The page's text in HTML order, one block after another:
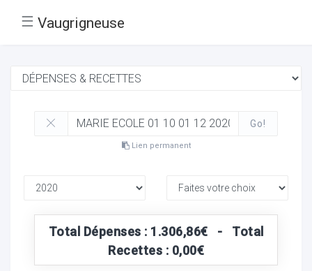
☰ Vaugrigneuse
Go!
Lien permanent
Total Dépenses : 1.306,86€ - Total
Recettes : 0,00€